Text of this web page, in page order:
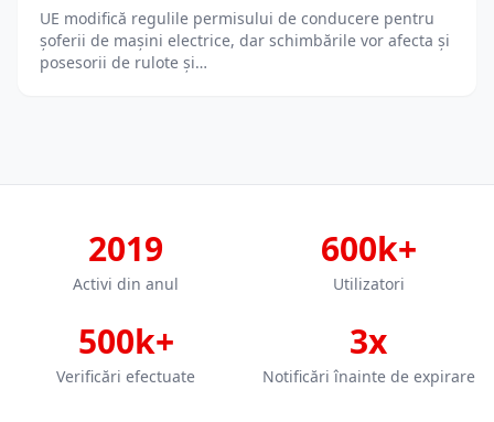
UE modifică regulile permisului de conducere pentru
șoferii de mașini electrice, dar schimbările vor afecta și
posesorii de rulote și…
2019
Activi din anul
600k+
Utilizatori
500k+
Verificări efectuate
3x
Notificări înainte de expirare